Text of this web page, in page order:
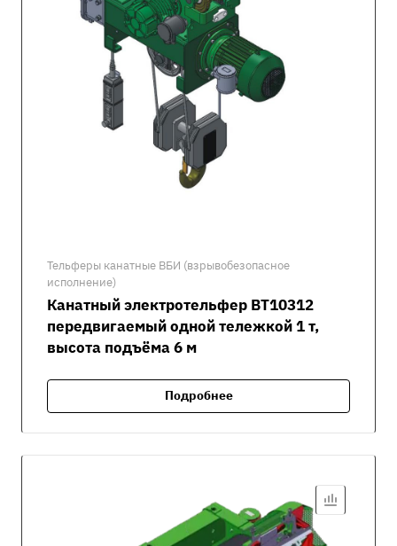
Тельферы канатные ВБИ (взрывобезопасное
исполнение)
Канатный электротельфер ВТ10312
передвигаемый одной тележкой 1 т,
высота подъёма 6 м
Подробнее